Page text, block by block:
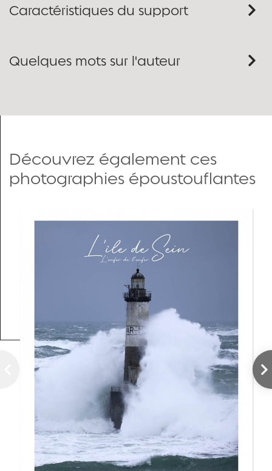
Caractéristiques du support
Quelques mots sur l'auteur
Découvrez également ces
photographies époustouflantes